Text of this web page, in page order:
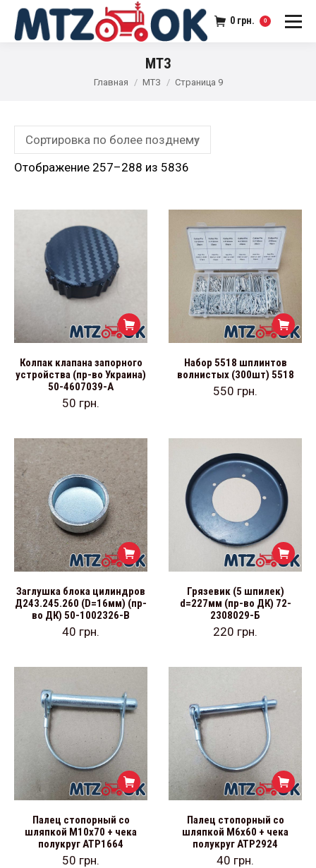
0 грн. 0
МТЗ
Главная МТЗ Страница 9
Отображение 257–288 из 5836
Колпак клапана запорного
устройства (пр-во Украина)
50-4607039-А
50 грн.
Набор 5518 шплинтов
волнистых (300шт) 5518
550 грн.
Заглушка блока цилиндров
Д243.245.260 (D=16мм) (пр-
во ДК) 50-1002326-В
40 грн.
Грязевик (5 шпилек)
d=227мм (пр-во ДК) 72-
2308029-Б
220 грн.
Палец стопорный со
шляпкой М10х70 + чека
полукруг АТР1664
50 грн.
Палец стопорный со
шляпкой М6х60 + чека
полукруг АТР2924
40 грн.